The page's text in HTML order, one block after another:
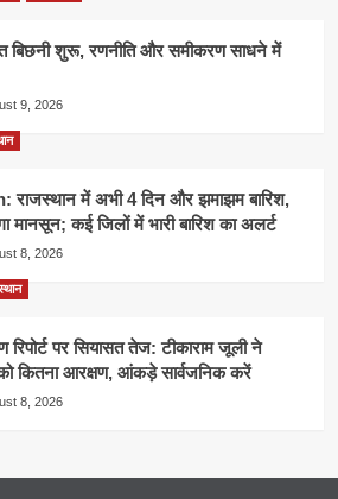
बिछनी शुरू, रणनीति और समीकरण साधने में
9, 2026
में अभी 4 दिन और झमाझम बारिश,
कई जिलों में भारी बारिश का अलर्ट
8, 2026
पर सियासत तेज: टीकाराम जूली ने
कितना आरक्षण, आंकड़े सार्वजनिक करें
8, 2026